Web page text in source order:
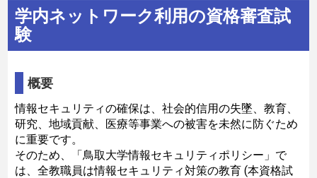
学内ネットワーク利用の資格審査試
験
概要
情報セキュリティの確保は、社会的信用の失墜、教育、
研究、地域貢献、医療等事業への被害を未然に防ぐため
に重要です。
そのため、「鳥取大学情報セキュリティポリシー」で
は、全教職員は情報セキュリティ対策の教育 (本資格試